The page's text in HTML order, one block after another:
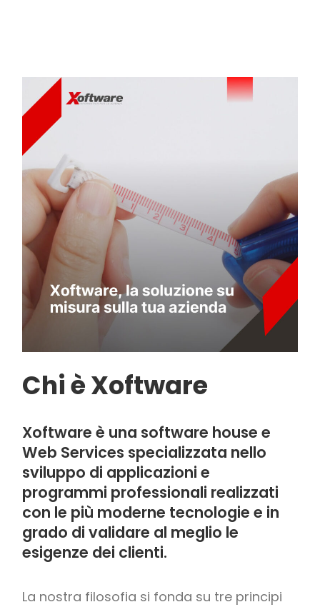
Chi è Xoftware
Xoftware è una software house e
Web Services specializzata nello
sviluppo di applicazioni e
programmi professionali realizzati
con le più moderne tecnologie e in
grado di validare al meglio le
esigenze dei clienti.
La nostra filosofia si fonda su tre principi